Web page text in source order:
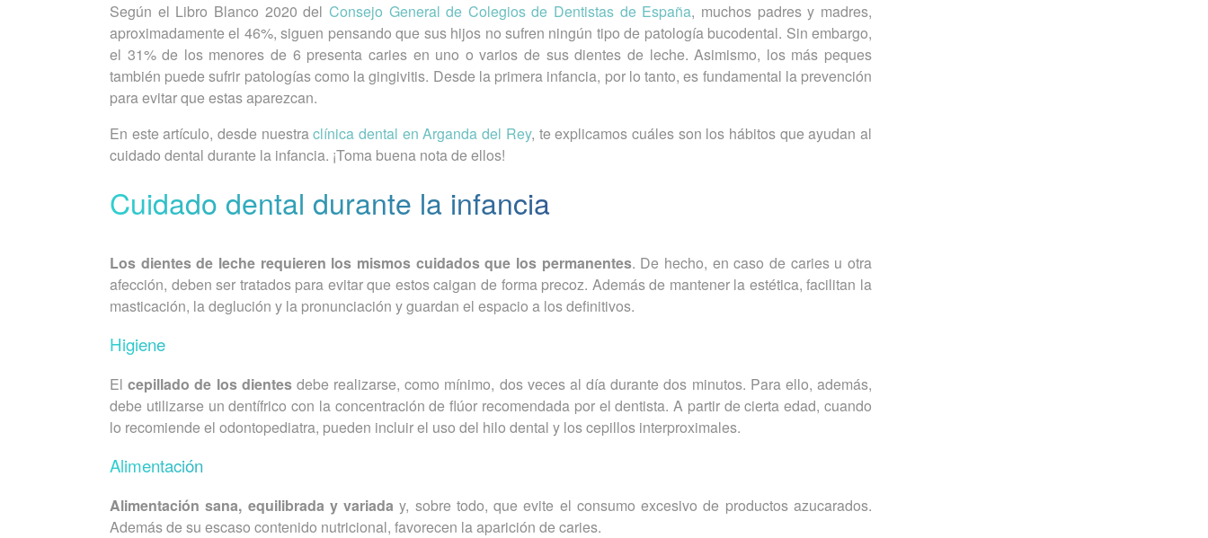
Según el Libro Blanco 2020 del Consejo General de Colegios de Dentistas de España, muchos padres y madres,
aproximadamente el 46%, siguen pensando que sus hijos no sufren ningún tipo de patología bucodental. Sin embargo,
el 31% de los menores de 6 presenta caries en uno o varios de sus dientes de leche. Asimismo, los más peques
también puede sufrir patologías como la gingivitis. Desde la primera infancia, por lo tanto, es fundamental la prevención
para evitar que estas aparezcan.
En este artículo, desde nuestraclínica dental en Arganda del Rey, te explicamos cuáles son los hábitos que ayudan al
cuidado dental durante la infancia. ¡Toma buena nota de ellos!
Cuidado dental durante la infancia
Los dientes de leche requieren los mismos cuidados que los permanentes. De hecho, en caso de caries u otra
afección, deben ser tratados para evitar que estos caigan de forma precoz. Además de mantener la estética, facilitan la
masticación, la deglución y la pronunciación y guardan el espacio a los definitivos.
Higiene
Elcepillado de los dientesdebe realizarse, como mínimo, dos veces al día durante dos minutos. Para ello, además,
debe utilizarse un dentífrico con la concentración de flúor recomendada por el dentista. A partir de cierta edad, cuando
lo recomiende el odontopediatra, pueden incluir el uso del hilo dental y los cepillos interproximales.
Alimentación
Alimentación sana, equilibrada y variada y, sobre todo, que evite el consumo excesivo de productos azucarados.
Además de su escaso contenido nutricional, favorecen la aparición de caries.